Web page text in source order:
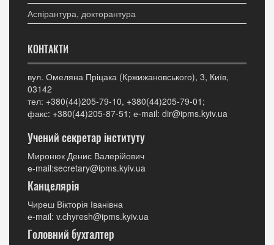
Аспірантура, докторантура
КОНТАКТИ
вул. Омеляна Пріцака (Кржижановського), 3, Київ,
03142
тел: +380(44)205-79-10, +380(44)205-79-01;
факс: +380(44)205-87-51; е-mail: dir@ipms.kyiv.ua
Учений секретар інституту
Миронюк Денис Валерійович
е-mail:secretary@ipms.kyiv.ua
Канцелярія
Чиреш Вікторія Іванівна
е-mail: v.chyresh@ipms.kyiv.ua
Головний бухгалтер